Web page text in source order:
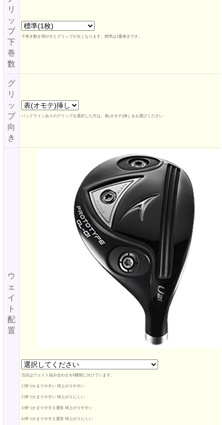
リ
ッ
プ
下
巻
数
下巻き数を増やすとグリップが太くなります。標準は1重巻きです。
グ
リ
ッ
プ
向
き
バックラインありのグリップを選択した方は、表(オモテ)挿しをお選びください
ウ
ェ
イ
ト
配
置
当店はウェイト組み合わせを6種類に分けています。
1:球つかまりやすい 球上がりやすい
2:球つかまりやすい 球上がりにくい
3:球つかまりやすさ通常 球上がりやすい
4:球つかまりやすさ通常 球上がりにくい